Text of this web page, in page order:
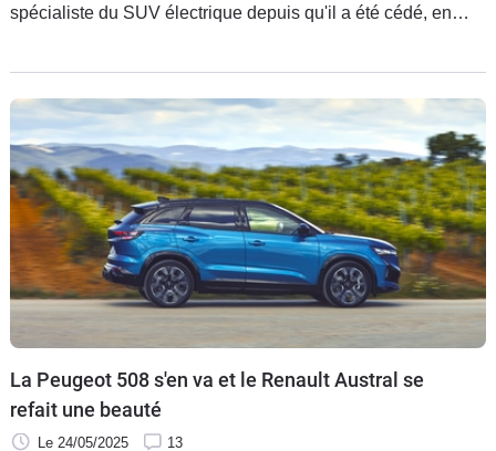
spécialiste du SUV électrique depuis qu'il a été cédé, en
véhicules sera proposée à l'essai en marge de l'évènement.
La Peugeot 508 s'en va et le Renault Austral se
refait une beauté
Le 24/05/2025 13